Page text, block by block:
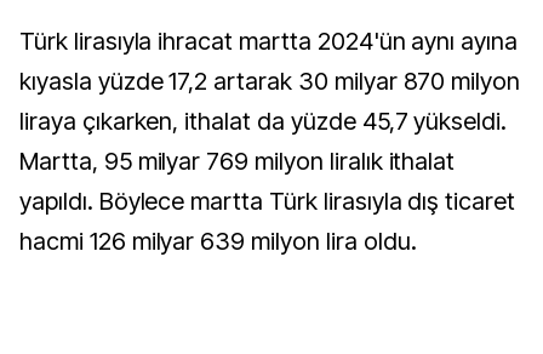
Türk lirasıyla ihracat martta 2024'ün aynı ayına
kıyasla yüzde 17,2 artarak 30 milyar 870 milyon
liraya çıkarken, ithalat da yüzde 45,7 yükseldi.
Martta, 95 milyar 769 milyon liralık ithalat
yapıldı. Böylece martta Türk lirasıyla dış ticaret
hacmi 126 milyar 639 milyon lira oldu.